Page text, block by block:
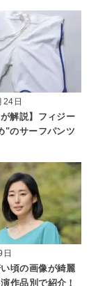
24日
が解説】フィジー
"のサーフパンツ
頃の画像が綺麗
作品別で紹介！